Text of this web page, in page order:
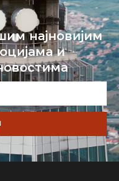
најновијим
и